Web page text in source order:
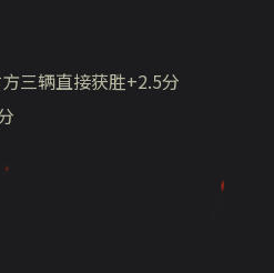
三辆直接获胜+2.5分